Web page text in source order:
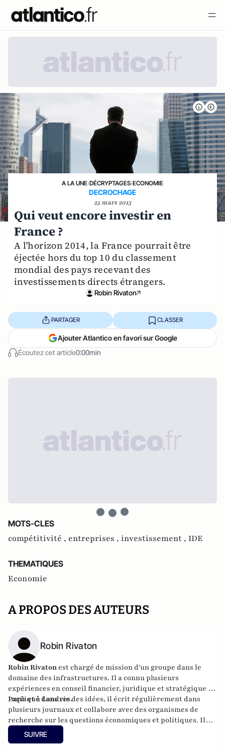
A LA UNE›DÉCRYPTAGES›ECONOMIE
DECROCHAGE
25 mars 2013
Qui veut encore investir en
France ?
A l'horizon 2014, la France pourrait être
éjectée hors du top 10 du classement
mondial des pays recevant des
investissements directs étrangers.
Robin Rivaton
Écoutez cet article0:00min
PARTAGER CLASSER
Ajouter Atlantico en favori sur Google
MOTS-CLES
compétitivité , entreprises , investissement , IDE
THEMATIQUES
Economie
A PROPOS DES AUTEURS
Robin Rivaton
Robin Rivaton est chargé de mission d'un groupe dans le
domaine des infrastructures. Il a connu plusieurs
expériences en conseil financier, juridique et stratégique à
Paris et à Londres.
Impliqué dans vie des idées, il écrit régulièrement dans
plusieurs journaux et collabore avec des organismes de
recherche sur les questions économiques et politiques. Il
siège au Conseil scientifique du think-tank Fondapol où il a
publié différents travaux sur la compétitivité, l'industrie ou
SUIVRE